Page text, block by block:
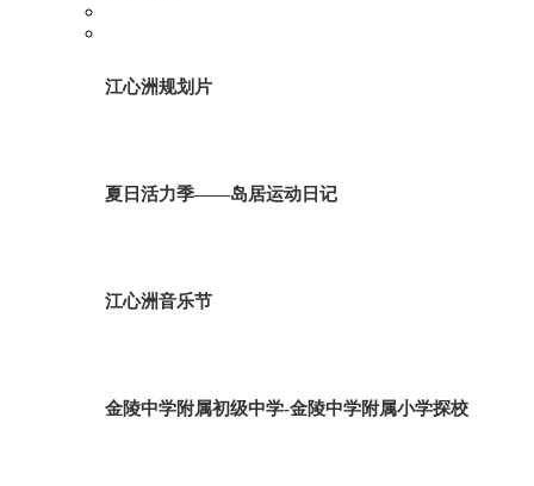
江心洲规划片
夏日活力季——岛居运动日记
江心洲音乐节
金陵中学附属初级中学-金陵中学附属小学探校